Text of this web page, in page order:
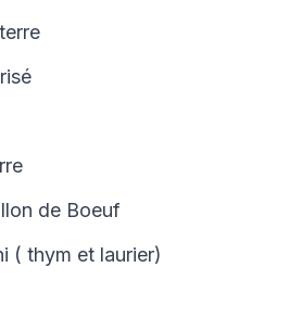
de Boeuf
( thym et laurier)